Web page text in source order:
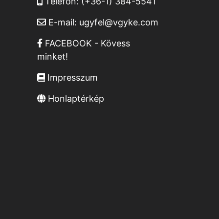
E-mail: ugyfel@vgyke.com
FACEBOOK - Kövess
minket!
Impresszum
Honlaptérkép